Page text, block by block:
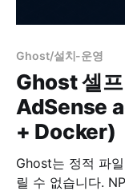
Ghost/설치-운영
Ghost 셀
AdSense
+ Docker)
Ghost는 정적 파
릴 수 없습니다.